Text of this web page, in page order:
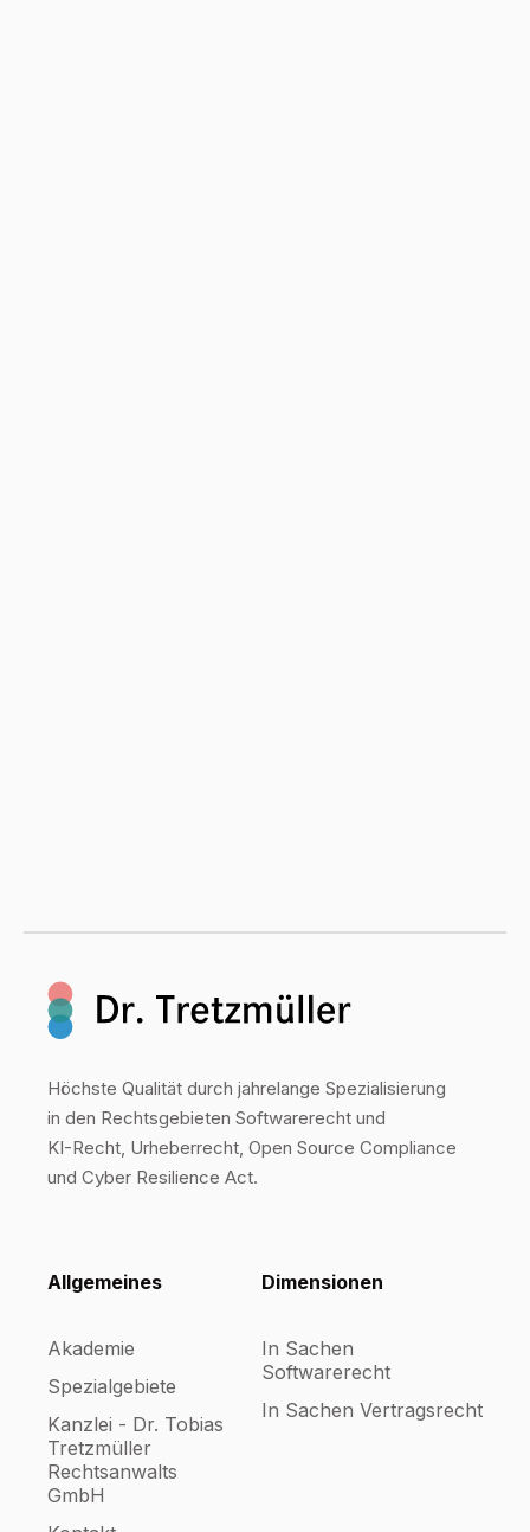
Höchste Qualität durch jahrelange Spezialisierung
in den Rechtsgebieten Softwarerecht und
KI-Recht, Urheberrecht, Open Source Compliance
und Cyber Resilience Act.
Allgemeines
Akademie
Spezialgebiete
Kanzlei - Dr. Tobias
Tretzmüller
Rechtsanwalts
GmbH
Dimensionen
In Sachen
Softwarerecht
In Sachen Vertragsrecht